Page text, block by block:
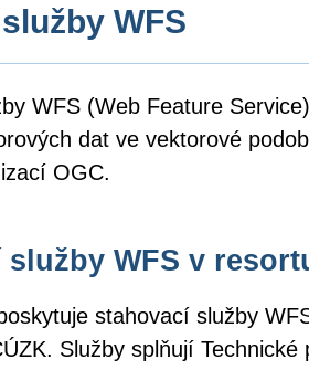
WFS
WFS (Web Feature
dat ve vektorové
OGC.
služby WFS v
stahovací služby
Služby splňují Technické